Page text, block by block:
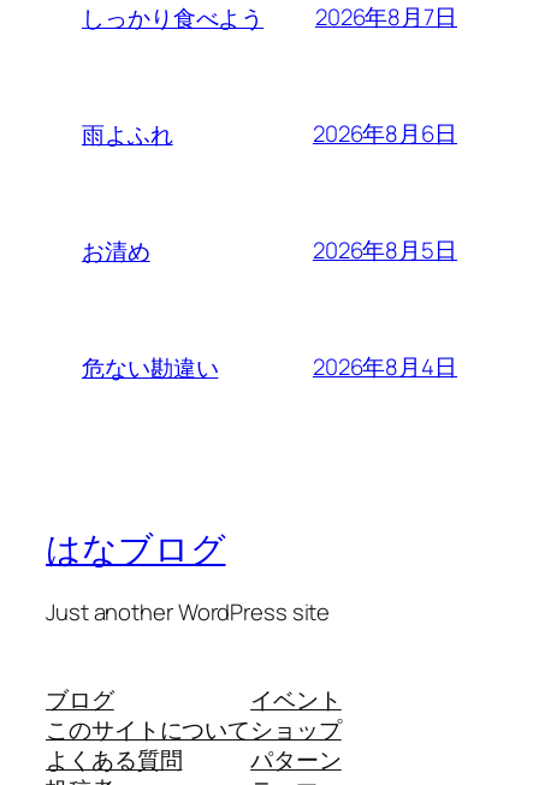
しっかり食べよう 2026年8月7日
雨よふれ 2026年8月6日
お清め 2026年8月5日
危ない勘違い 2026年8月4日
はなブログ
Just another WordPress site
ブログ
このサイトについて
よくある質問
イベント
ショップ
パターン